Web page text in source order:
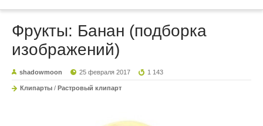
Фрукты: Банан (подборка
изображений)
shadowmoon 25 февраля 2017 1 143
Клипарты / Растровый клипарт